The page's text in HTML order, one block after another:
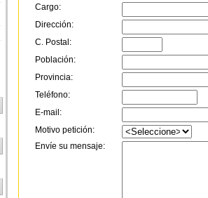
Cargo:
Dirección:
C. Postal:
Población:
Provincia:
Teléfono:
E-mail:
Motivo petición:
Envíe su mensaje: